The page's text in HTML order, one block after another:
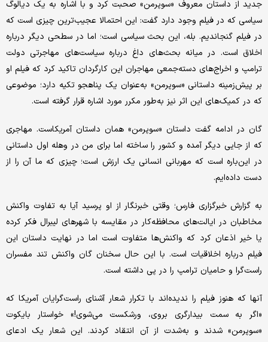
جدید از داستان معروف «سوپرمن» صحبت کرد و با اشاره به یک دیالوگ
سیاسی که در فیلم وجود دارد گفت: این احتمالا عجیب‌‌‌ترین چیزی است که
در فیلم گنجاندیم. بله، این بحث سیاسی است؛ اما در سطحی دیگر درباره
اخلاق است. در میانه بحث‌‌‌های داغ درباره سیاست‌‌‌های مهاجرتی دولت
ترامپ و اخراج‌‌‌های دسته‌‌‌جمعی مهاجران این کارگردان تاکید کرد که فیلم او
بر پیش‌‌‌زمینه داستانی «سوپرمن» به‌‌‌عنوان یک پناهجو تکیه دارد؛ موضوعی
که در کمیک‌‌‌های این اثر نیز به‌‌‌طور مکرر مورد اشاره قرار گرفته است.
گان در ادامه گفت داستان «سوپرمن» همان داستان آمریکاست. مهاجری
که از جایی دیگر آمده و کشور را ساخته اما برای من در وهله اول داستانی
در این‌باره است ‌‌‌که مهربانی انسانی یک ارزش است؛ چیزی که ما آن را از
دست داده‌‌‌ایم.
به گزارش خبرگزاری فارس؛ وقتی خبرنگار از او پرسید آیا به تفاوت واکنش
مخاطبان در ایالت‌‌‌های محافظه‌‌‌کار در مقایسه با شهرهای لیبرال فکر کرده
یا خیر اذعان کرد که واکنش‌‌‌ها متفاوت است اما در نهایت داستان این
فیلم درباره اخلاقیات است. با این حال سخنان گان واکنش تند مفسران
راست‌‌‌گرا و حامیان ترامپ را در پی داشته است.
آنها که هنوز فیلم را ندیده‌‌‌اند با تکرار شعار آشنای راست‌‌‌گرایان آمریکا که
«اگر به سمت بیدارگری بروی، ورشکست می‌‌‌شوی!» خواستار بایکوت
«سوپرمن» شدند و به‌شدت از آن انتقاد کردند. این شعار یک ادعای